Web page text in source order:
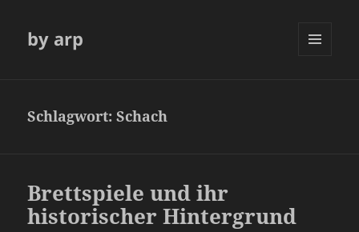
by arp
Schlagwort:Schach
Brettspiele und ihr
historischer Hintergrund